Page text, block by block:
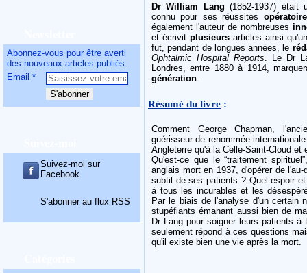
Abonnez-vous pour être averti
des nouveaux articles publiés.
Email
Suivez-moi sur
Facebook
S'abonner au flux RSS
Dr William Lang (1852-1937) était
connu pour ses réussites
également l'auteur de nombreuses
et écrivit plusieursarticles ainsi
fut, pendant de longues années, le
Ophtalmic Hospital Reports. Le Dr
Londres, entre 1880 à 1914,
génération.
Résumé du livre :
Comment George Chapman,
guérisseur de renommée
Angleterre qu'à la Celle-Saint-Cloud et
Qu'est-ce que le “traitement
anglais mort en 1937, d'opérer de
subtil de ses patients ? Quel espoir
à tous les incurables et les
Par le biais de l'analyse d'un certain
stupéfiants émanant aussi bien de
Dr Lang pour soigner leurs patients
seulement répond à ces questions
qu'il existe bien une vie après la mort.